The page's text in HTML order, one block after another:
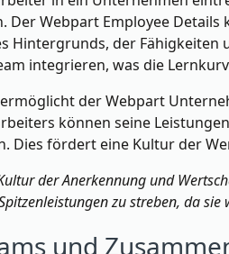
Der Webpart Employee
Hintergrunds, der
integrieren, was die
der Webpart
können seine
Dies fördert eine Kultur der
der Anerkennung und
zu streben, da
und